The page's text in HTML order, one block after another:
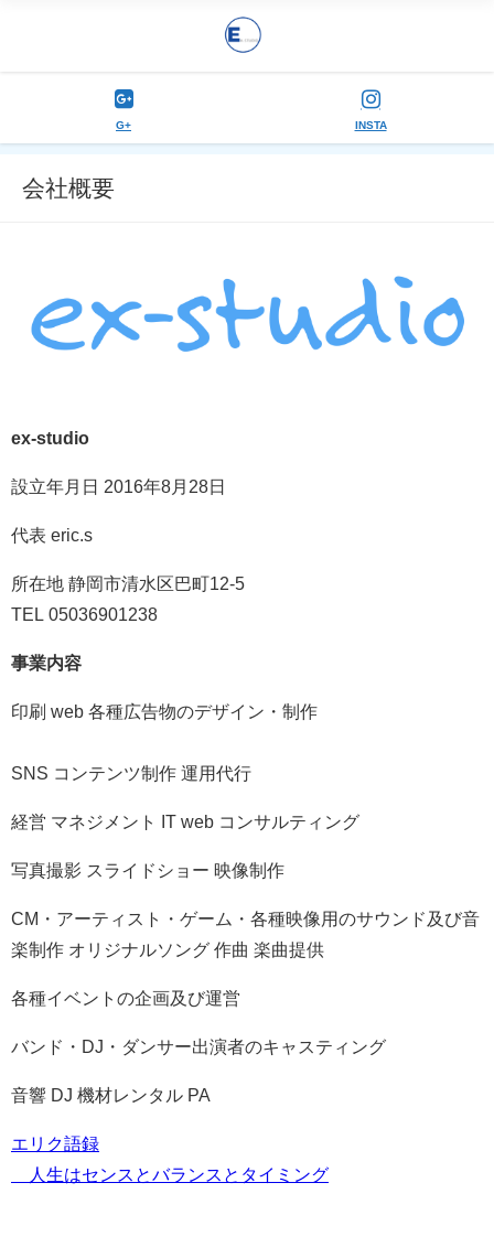
G+ INSTA
会社概要
ex-studio
設立年月日 2016年8月28日
代表 eric.s
所在地 静岡市清水区巴町12-5
TEL 05036901238
事業内容
印刷 web 各種広告物のデザイン・制作
SNS コンテンツ制作 運用代行
経営 マネジメント IT web コンサルティング
写真撮影 スライドショー 映像制作
CM・アーティスト・ゲーム・各種映像用のサウンド及び音
楽制作 オリジナルソング 作曲 楽曲提供
各種イベントの企画及び運営
バンド・DJ・ダンサー出演者のキャスティング
音響 DJ 機材レンタル PA
エリク語録
©︎人生はセンスとバランスとタイミング